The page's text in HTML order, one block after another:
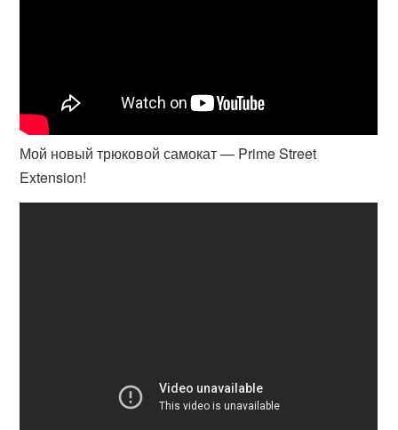
Мой новый трюковой самокат — Prime Street
Extension!